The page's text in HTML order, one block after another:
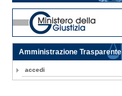
Amministrazione Trasparente
accedi